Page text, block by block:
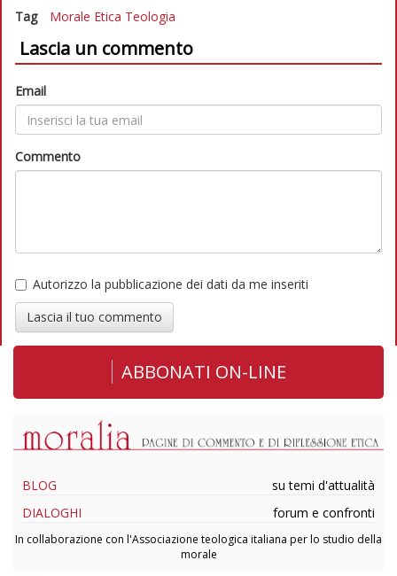
Tag
Morale Etica Teologia
Lascia un commento
Email
Commento
Autorizzo la pubblicazione dei dati da me inseriti
Lascia il tuo commento
ABBONATI ON-LINE
BLOG
su temi d'attualità
DIALOGHI
forum e confronti
In collaborazione con l'Associazione teologica italiana per lo studio della
morale